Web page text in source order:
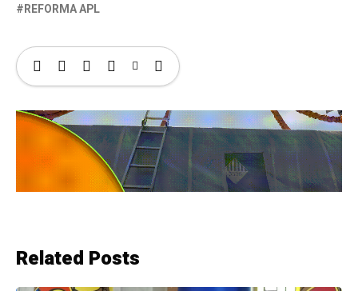
REFORMA APL
Related Posts